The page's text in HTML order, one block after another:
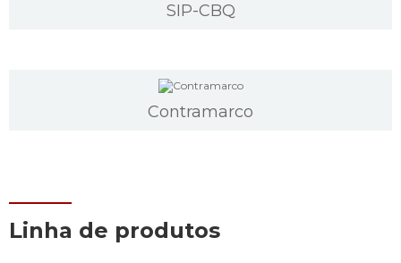
SIP-CBQ
Contramarco
Linha de produtos